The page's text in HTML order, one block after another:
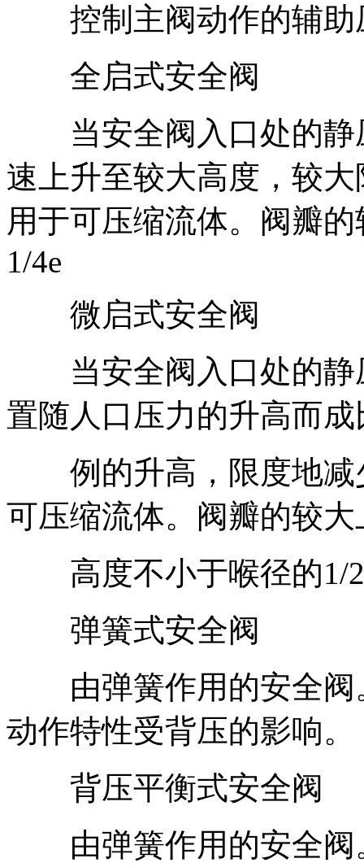
控制主阀动作的辅助
全启式安全阀
当安全阀入口处的静
速上升至较大高度，较
用于可压缩流体。阀瓣
1/4e
微启式安全阀
当安全阀入口处的静
置随人口压力的升高而成
例的升高，限度地减
可压缩流体。阀瓣的较大
高度不小于喉径的1/2
弹簧式安全阀
由弹簧作用的安全阀
动作特性受背压的影响。
背压平衡式安全阀
由弹簧作用的安全阀